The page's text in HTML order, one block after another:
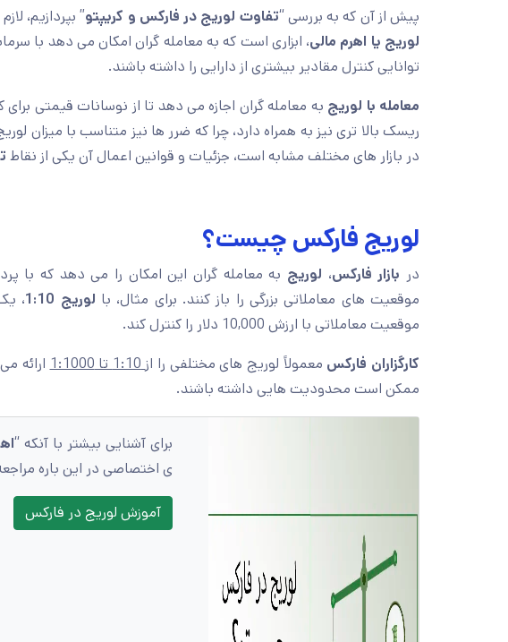
پیش از آن که به بررسی “تفاوت لوریج در فارکس و کریپتو” بپردازیم،
لوریج یا اهرم مالی، ابزاری است که به معامله گران امکان می دهد با
توانایی کنترل مقادیر بیشتری از دارایی را داشته باشند.
معامله با لوریج به معامله گران اجازه می دهد تا از نوسانات قیمتی
ریسک بالا تری نیز به همراه دارد، چرا که ضرر ها نیز متناسب با میزان
در بازار های مختلف مشابه است، جزئیات و قوانین اعمال آن یکی از نقاط
لوریج فارکس چیست؟
در بازار فارکس، لوریج به معامله گران این امکان را می دهد که با
موقعیت های معاملاتی بزرگی را باز کنند. برای مثال، با لوریج 1:10
موقعیت معاملاتی با ارزش 10,000 دلار را کنترل کند.
کارگزاران فارکس معمولاً لوریج های مختلفی را از1:10 تا 1:1000
ارائه
ممکن است محدودیت هایی داشته باشند.
برای آشنایی بیشتر با آنکه “
ی اختصاصی در این باره
آموزش لوریج در فارکس